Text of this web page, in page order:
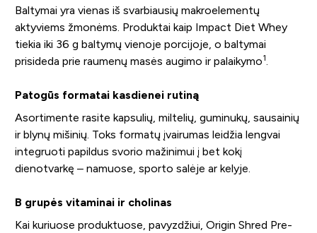
Baltymai yra vienas iš svarbiausių makroelementų
aktyviems žmonėms. Produktai kaip Impact Diet Whey
tiekia iki 36 g baltymų vienoje porcijoje, o baltymai
prisideda prie raumenų masės augimo ir palaikymo1
Patogūs formatai kasdienei rutiną
Asortimente rasite kapsulių, miltelių, guminukų, sausainių
ir blynų mišinių. Toks formatų įvairumas leidžia lengvai
integruoti papildus svorio mažinimui į bet kokį
dienotvarkę – namuose, sporto salėje ar kelyje.
B grupės vitaminai ir cholinas
Kai kuriuose produktuose, pavyzdžiui, Origin Shred Pre-